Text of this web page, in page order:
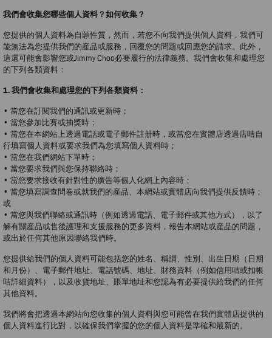
我們會收集您哪些個人資料？如何收集？
您提供的個人資料為自願性質，然而，若您不向我們提供個人資料，我們可
能無法為您提供我們的産品或服務，回覆您的問題或回應您的請求。此外，
這還可能會影響您或Jimmy Choo必要履行的法律義務。我們會收集和處理您
的下列各類資料：
1. 我們會收集和處理您的下列各類資料：
• 當您在訂閱我們的通訊或更新時；
• 當您參加比賽或抽獎時；
• 當您在本網站上透過電話或電子郵件註册時，或當您在實體店透過店咭自
行填寫個人資料或要求我們為您填寫個人資料時；
• 當您在我們網站下單時；
• 當您要求我們與您保持聯絡時；
• 當您要求接收有針對性的廣告等個人化網上內容時；
• 當您填寫調查問卷或就我們的産品、本網站或實體店向我們提供反饋時；
或
• 當您與我們聯絡或通訊時（例如透過電話、電子郵件或其他方式），以了
解有關産品或售後護理和支援服務的更多資料，報告本網站或産品的問題，
或出於任何其他原因聯絡我們時。
您提供給我們的個人資料可能包括您的姓名、稱謂、性別、出生日期（日期
和月份）、電子郵件地址、電話號碼、地址、財務資料（例如信用咭或扣帳
咭詳細資料），以及收貨地址、賬單地址和您認為有必要提供給我們的任何
其他資料。
我們將會把透過本網站向您收集的個人資料與您可能曾在我們實體店提供的
個人資料進行比對，以確保我們掌握的您的個人資料是準確和最新的。